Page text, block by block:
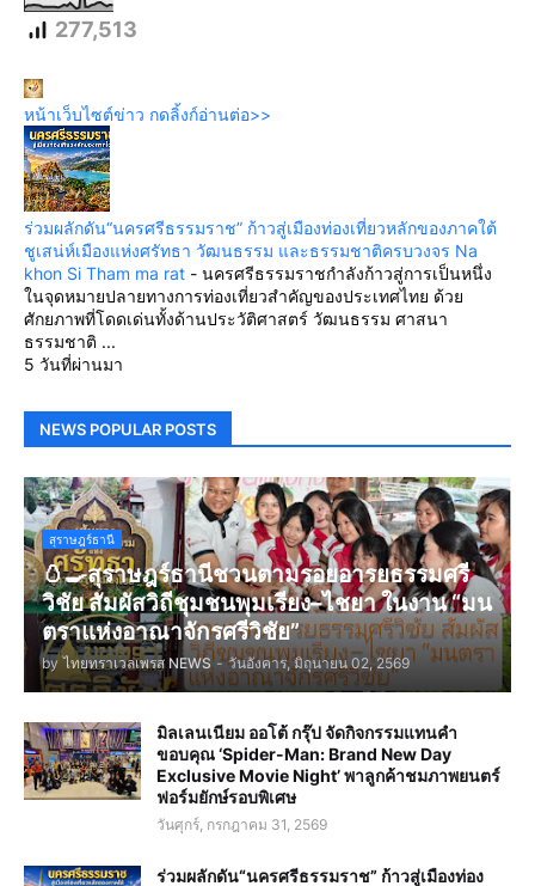
277,513
หน้าเว็บไซต์ข่าว กดลิ้งก์อ่านต่อ>>
ร่วมผลักดัน“นครศรีธรรมราช” ก้าวสู่เมืองท่องเที่ยวหลักของภาคใต้
ชูเสน่ห์เมืองแห่งศรัทธา วัฒนธรรม และธรรมชาติครบวงจร Na
khon Si Tham ma rat - นครศรีธรรมราชกำลังก้าวสู่การเป็นหนึ่ง
ในจุดหมายปลายทางการท่องเที่ยวสำคัญของประเทศไทย ด้วย
ศักยภาพที่โดดเด่นทั้งด้านประวัติศาสตร์ วัฒนธรรม ศาสนา
ธรรมชาติ ...
5 วันที่ผ่านมา
NEWS POPULAR POSTS
สุราษฎร์ธานี
🥚🍳สุราษฎร์ธานีชวนตามรอยอารยธรรมศรี
วิชัย สัมผัสวิถีชุมชนพุมเรียง–ไชยา ในงาน “มน
ตราแห่งอาณาจักรศรีวิชัย”
by ไทยทราเวลเพรส NEWS - วันอังคาร, มิถุนายน 02, 2569
มิลเลนเนียม ออโต้ กรุ๊ป จัดกิจกรรมแทนคำ
ขอบคุณ ‘Spider-Man: Brand New Day
Exclusive Movie Night’ พาลูกค้าชมภาพยนตร์
ฟอร์มยักษ์รอบพิเศษ
วันศุกร์, กรกฎาคม 31, 2569
ร่วมผลักดัน“นครศรีธรรมราช” ก้าวสู่เมืองท่อง